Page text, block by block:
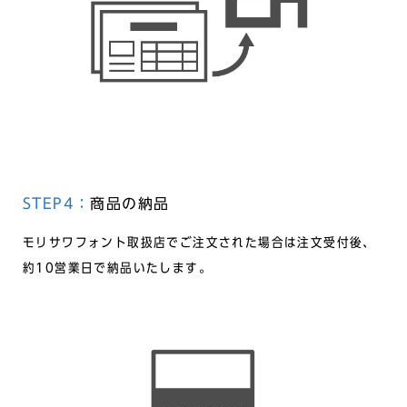
STEP4：商品の納品
モリサワフォント取扱店でご注文された場合は注文受付後、
約10営業日で納品いたします。